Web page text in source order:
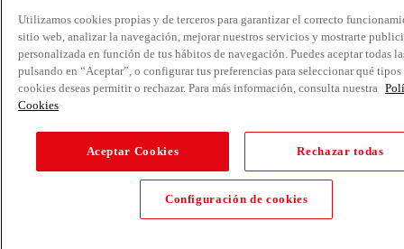
Utilizamos cookies propias y de terceros para garantizar el correcto
sitio web, analizar la navegación, mejorar nuestros servicios y mostrarte
personalizada en función de tus hábitos de navegación. Puedes aceptar todas
pulsando en “Aceptar”, o configurar tus preferencias para seleccionar qué tipos
cookies deseas permitir o rechazar. Para más información, consulta nuestra
Cookies
Aceptar Cookies Rechazar todas
Configuración de cookies